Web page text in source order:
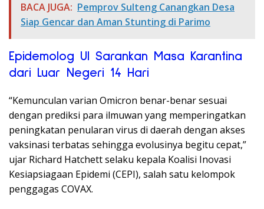
BACA JUGA: Pemprov Sulteng Canangkan Desa
Siap Gencar dan Aman Stunting di Parimo
Epidemolog UI Sarankan Masa Karantina
dari Luar Negeri 14 Hari
“Kemunculan varian Omicron benar-benar sesuai
dengan prediksi para ilmuwan yang memperingatkan
peningkatan penularan virus di daerah dengan akses
vaksinasi terbatas sehingga evolusinya begitu cepat,”
ujar Richard Hatchett selaku kepala Koalisi Inovasi
Kesiapsiagaan Epidemi (CEPI), salah satu kelompok
penggagas COVAX.